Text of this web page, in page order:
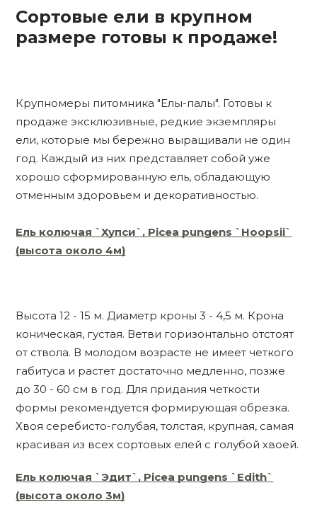
Сортовые ели в крупном
размере готовы к продаже!
Крупномеры питомника "Елы-палы". Готовы к
продаже эксклюзивные, редкие экземпляры
ели, которые мы бережно выращивали не один
год. Каждый из них представляет собой уже
хорошо сформированную ель, обладающую
отменным здоровьем и декоративностью.
Ель колючая `Хупси`, Picea pungens `Hoopsii`
(высота около 4м)
Высота 12 - 15 м. Диаметр кроны 3 - 4,5 м. Крона
коническая, густая. Ветви горизонтально отстоят
от ствола. В молодом возрасте не имеет четкого
габитуса и растет достаточно медленно, позже
до 30 - 60 см в год. Для придания четкости
формы рекомендуется формирующая обрезка.
Хвоя серебисто-голубая, толстая, крупная, самая
красивая из всех сортовых елей с голубой хвоей.
Ель колючая `Эдит`, Picea pungens `Edith`
(высота около 3м)